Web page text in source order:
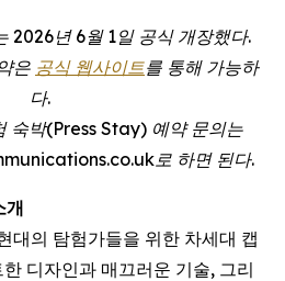
년 6월 1일 공식 개장했다.
은 공식 웹사이트를 통해 가능하
다.
숙박(Press Stay) 예약 문의는
로 하면 된다.
의 탐험가들을 위한 차세대 캡
디자인과 매끄러운 기술, 그리